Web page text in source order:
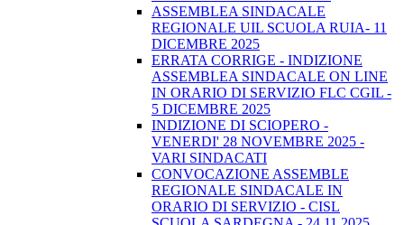
ASSEMBLEA SINDACALE
REGIONALE UIL SCUOLA RUIA- 11
DICEMBRE 2025
ERRATA CORRIGE - INDIZIONE
ASSEMBLEA SINDACALE ON LINE
IN ORARIO DI SERVIZIO FLC CGIL -
5 DICEMBRE 2025
INDIZIONE DI SCIOPERO -
VENERDI' 28 NOVEMBRE 2025 -
VARI SINDACATI
CONVOCAZIONE ASSEMBLE
REGIONALE SINDACALE IN
ORARIO DI SERVIZIO - CISL